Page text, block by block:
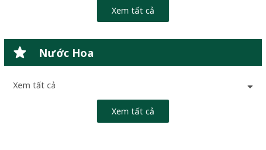
Xem tất cả
Nước Hoa
Xem tất cả
Xem tất cả